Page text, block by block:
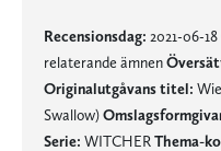
Recensionsdag: 2021-06-18
relaterande ämnen
Originalutgåvans titel:
Swallow)
Serie: WITCHERThema-